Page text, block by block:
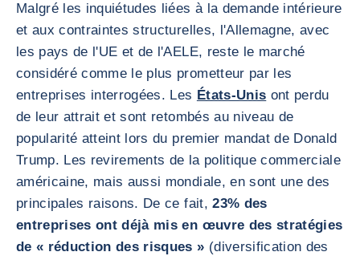
Malgré les inquiétudes liées à la demande intérieure
et aux contraintes structurelles, l'Allemagne, avec
les pays de l'UE et de l'AELE, reste le marché
considéré comme le plus prometteur par les
entreprises interrogées. Les États-Unis ont perdu
de leur attrait et sont retombés au niveau de
popularité atteint lors du premier mandat de Donald
Trump. Les revirements de la politique commerciale
américaine, mais aussi mondiale, en sont une des
principales raisons. De ce fait,23% des
entreprises ont déjà mis en œuvre des stratégies
de « réduction des risques » (diversification des